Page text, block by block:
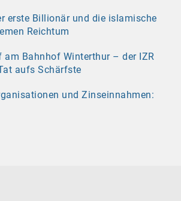
erste Billionär und die islamische
Reichtum
am Bahnhof Winterthur – der IZR
aufs Schärfste
und Zinseinnahmen: